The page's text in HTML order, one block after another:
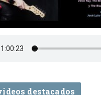
destacados